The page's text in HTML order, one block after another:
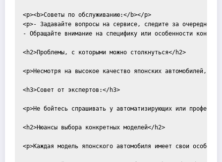
<p><b>Советы по обслуживанию:</b></p>
<p>- Задавайте вопросы на сервисе, следите за
- Обращайте внимание на специфику или особенности
<h2>Проблемы, с которыми можно столкнуться</h2>
<p>Несмотря на высокое качество японских автомобилей,
<h3>Совет от экспертов:</h3>
<p>Не бойтесь спрашивать у автоматизирующих или
<h2>Нюансы выбора конкретных моделей</h2>
<p>Каждая модель японского автомобиля имеет свои